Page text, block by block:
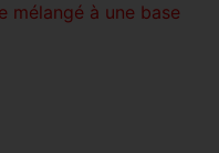
mélangé à une base